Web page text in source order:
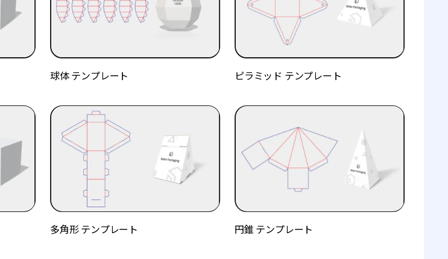
球体 テンプレート ピラミッド テンプレート
多角形 テンプレート 円錐 テンプレート